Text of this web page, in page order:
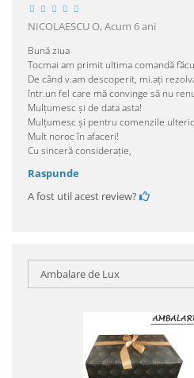
NICOLAESCU O,Acum 6 ani
Bună ziua
Tocmai am primit ultima comandă
De când v.am descoperit, mi.ați
într.un fel care mă convinge să nu
Mulțumesc și de data asta!
Mulțumesc și pentru comenzile
Mult noroc în afaceri!
Cu sinceră considerație,
Raspunde
A fost util acest review?
Ambalare de Lux